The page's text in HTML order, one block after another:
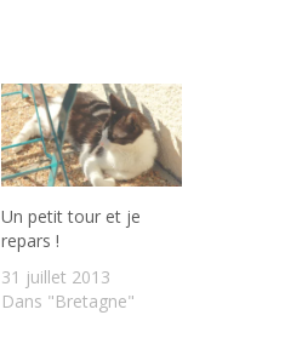
Un petit tour et je
repars !
31 juillet 2013
Dans "Bretagne"